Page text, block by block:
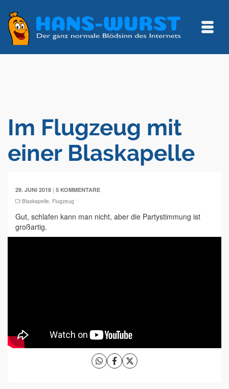
Im Flugzeug mit
einer Blaskapelle
29. JUNI 2018 | 5 KOMMENTARE
Blaskapelle, Flugzeug
Gut, schlafen kann man nicht, aber die Partystimmung ist
großartig.